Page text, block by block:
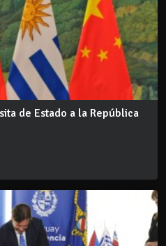
de Estado a la República